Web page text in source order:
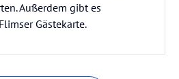
Außerdem gibt es
Gästekarte.